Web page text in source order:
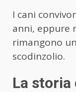
I cani
anni, eppure
rimangono
scodinzolio.
La